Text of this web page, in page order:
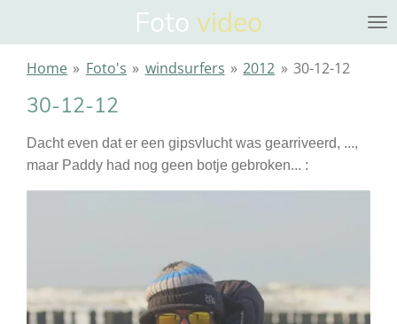
naar
hoofdinhoud
Foto video
Home » Foto's » windsurfers » 2012 » 30-12-12
30-12-12
Dacht even dat er een gipsvlucht was gearriveerd, ...,
maar Paddy had nog geen botje gebroken... :